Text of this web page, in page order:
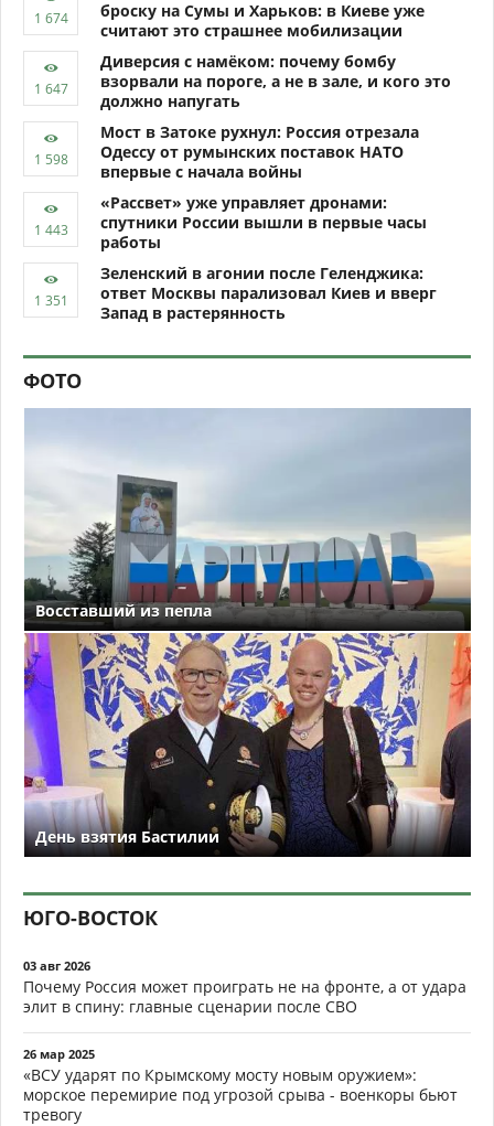
броску на Сумы и Харьков: в Киеве уже
считают это страшнее мобилизации
Диверсия с намёком: почему бомбу
взорвали на пороге, а не в зале, и кого это
должно напугать
Мост в Затоке рухнул: Россия отрезала
Одессу от румынских поставок НАТО
впервые с начала войны
«Рассвет» уже управляет дронами:
спутники России вышли в первые часы
работы
Зеленский в агонии после Геленджика:
ответ Москвы парализовал Киев и вверг
Запад в растерянность
ФОТО
Восставший из пепла
День взятия Бастилии
ЮГО-ВОСТОК
03 авг 2026
Почему Россия может проиграть не на фронте, а от удара
элит в спину: главные сценарии после СВО
26 мар 2025
«ВСУ ударят по Крымскому мосту новым оружием»:
морское перемирие под угрозой срыва - военкоры бьют
тревогу